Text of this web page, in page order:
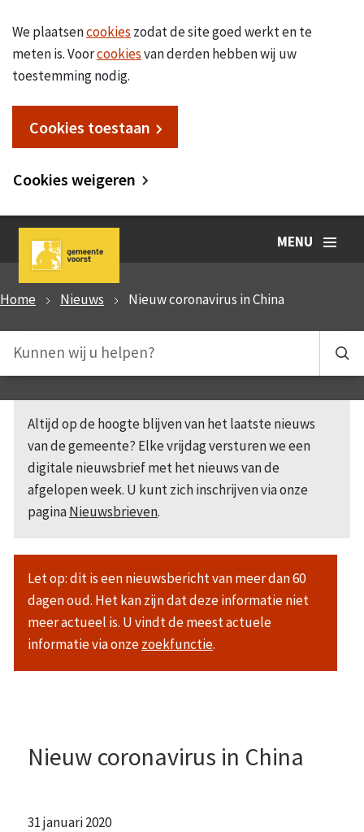
We plaatsencookies zodat de site goed werkt en te
meten is. Voorcookiesvan derden hebben wij uw
toestemming nodig.
Cookies toestaan
Cookies weigeren
MENU
Home Nieuws Nieuw coronavirus in China
Altijd op de hoogte blijven van het laatste nieuws
van de gemeente? Elke vrijdag versturen we een
digitale nieuwsbrief met het nieuws van de
afgelopen week. U kunt zich inschrijven via onze
paginaNieuwsbrieven.
Let op: dit is een nieuwsbericht van meer dan 60
dagen oud. Het kan zijn dat deze informatie niet
meer actueel is. U vindt de meest actuele
informatie via onzezoekfunctie.
Nieuw coronavirus in China
31 januari 2020